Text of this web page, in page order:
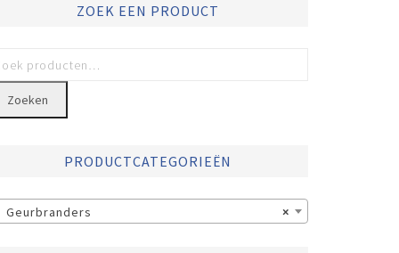
ZOEK EEN PRODUCT
Zoeken
PRODUCTCATEGORIEËN
×
Geurbranders